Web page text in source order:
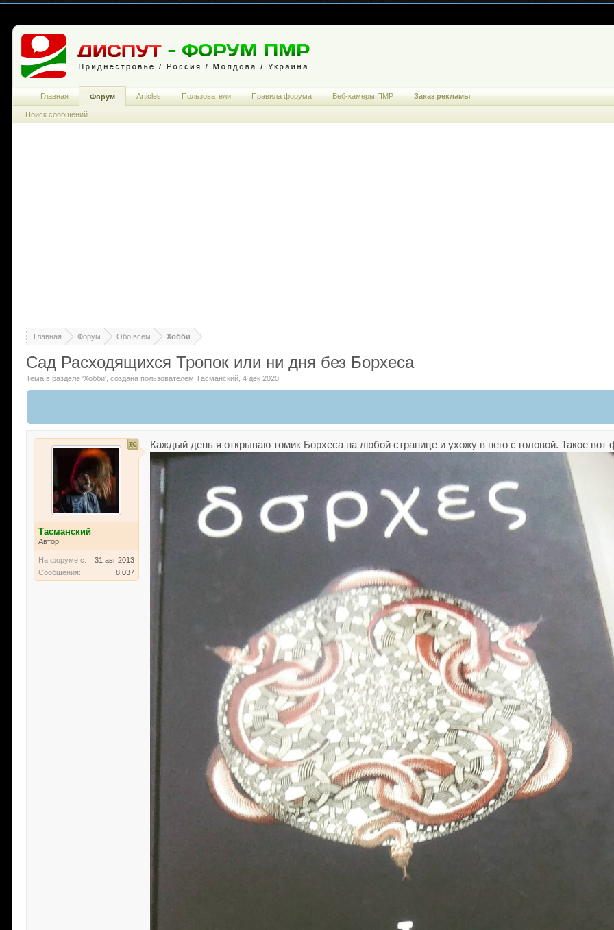
Главная Форум Обо всём Хобби
Сад Расходящихся Тропок или ни дня без Борхеса
Тема в разделе 'Хобби' , создана пользователемТасманский ,4 дек 2020
Тасманский
Автор
На форуме с:
31 авг 2013
Сообщения:
8.037
Каждый день я открываю томик Борхеса на любой странице и ухожу в него с головой. Такое вот
Главная Форум
Поиск сообщений
Articles Пользователи Правила форума Веб-камеры ПМР Заказ рекламы